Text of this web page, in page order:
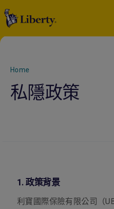
Home
私隱政策
1.政策背景
利寶國際保險有限公司（